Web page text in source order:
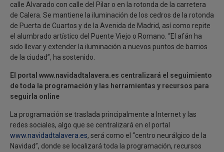
calle Alvarado con calle del Pilar o en la rotonda de la carretera
de Calera. Se mantiene la iluminación de los cedros de la rotonda
de Puerta de Cuartos y de la Avenida de Madrid, así como repite
el alumbrado artístico del Puente Viejo o Romano. “El afán ha
sido llevar y extender la iluminación a nuevos puntos de barrios
de la ciudad”, ha sostenido.
El portal www.navidadtalavera.es centralizará el seguimiento
de toda la programación y las herramientas y recursos para
seguirla online
La programación se traslada principalmente a Internet y las
redes sociales, algo que se centralizará en el portal
www.navidadtalavera.es, será como el “centro neurálgico de la
Navidad”, donde se localizará toda la programación, recursos